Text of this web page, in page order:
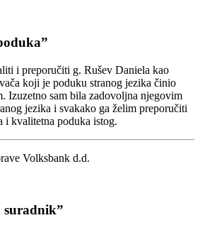
i preporučiti g. Rušev Daniela kao
koji je poduku stranog jezika činio
Izuzetno sam bila zadovoljna njegovim
jezika i svakako ga želim preporučiti
i kvalitetna poduka istog.
Volksbank d.d.
suradnik”